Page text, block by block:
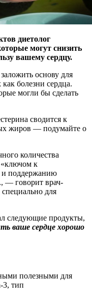
диетолог
могут снизить
вашему сердцу.
основу для
болезни сердца.
могли бы сделать
сводится к
жиров — подумайте о
к
и поддержанию
— говорит врач-
для
следующие продукты,
ваше сердце хорошо
полезными для
3, тип